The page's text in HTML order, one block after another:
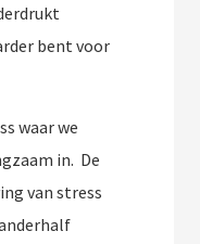
bent voor
waar we
in. De
van stress